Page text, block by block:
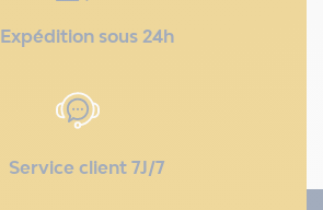
Expédition sous 24h
Service client 7J/7